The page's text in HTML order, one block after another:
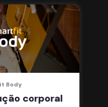
Body
corporal